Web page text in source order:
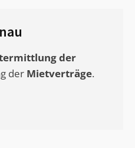
der
der Mietverträge.